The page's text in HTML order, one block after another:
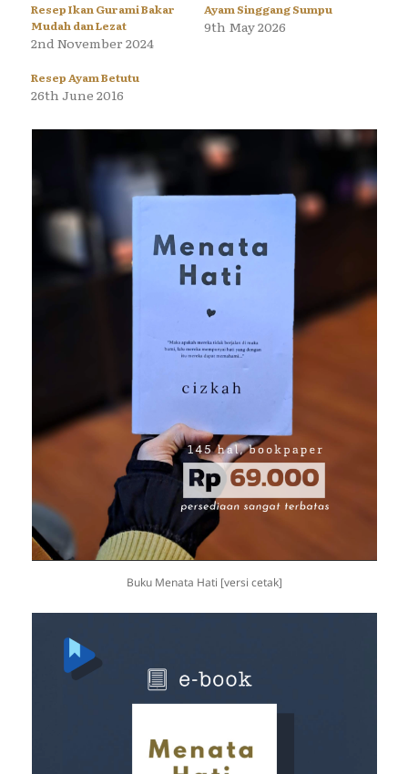
Resep Ikan Gurami Bakar
Mudah dan Lezat
2nd November 2024
Ayam Singgang Sumpu
9th May 2026
Resep Ayam Betutu
26th June 2016
Buku Menata Hati [versi cetak]